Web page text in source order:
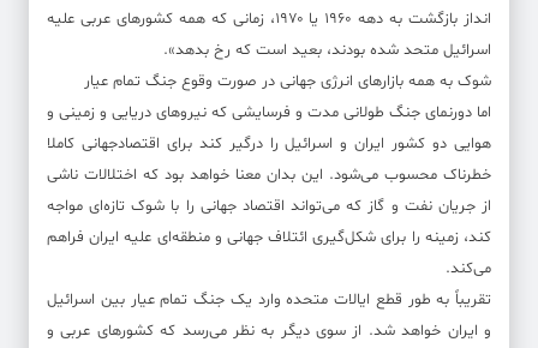
انداز بازگشت به دهه ۱۹۶۰ یا ۱۹۷۰، زمانی که همه کشور‌های عربی علیه
اسرائیل متحد شده بودند، بعید است که رخ بدهد».
شوک به همه بازار‌های انرژی جهانی در صورت وقوع جنگ تمام عیار
اما دورنمای جنگ طولانی مدت و فرسایشی که نیرو‌های دریایی و زمینی و
هوایی دو کشور ایران و اسرائیل را درگیر کند برای اقتصادجهانی کاملا
خطرناک محسوب می‌شود. این بدان معنا خواهد بود که اختلالات ناشی
از جریان نفت و گاز که می‌تواند اقتصاد جهانی را با شوک تازه‌ای مواجه
کند، زمینه را برای شکل‌گیری ائتلاف جهانی و منطقه‌ای علیه ایران فراهم
می‌کند.
تقریباً به طور قطع ایالات متحده وارد یک جنگ تمام عیار بین اسرائیل
و ایران خواهد شد. از سوی دیگر به نظر می‌رسد که کشور‌های عربی و